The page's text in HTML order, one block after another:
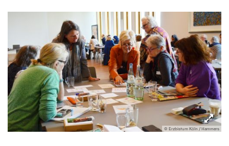
© Erzbistum Köln / Hammers